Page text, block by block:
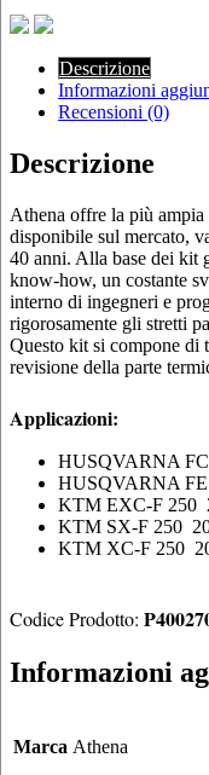
Descrizione
Informazioni
Recensioni (0)
Descrizione
Athena offre la più
disponibile sul mercato,
40 anni. Alla base dei kit
know-how, un costante
interno di ingegneri e
rigorosamente gli stretti
Questo kit si compone di
revisione della parte
Applicazioni:
HUSQVARNA
HUSQVARNA FE
KTM EXC-F 250
KTM SX-F 250
KTM XC-F 250
Codice Prodotto:
Informazioni
Marca Athena